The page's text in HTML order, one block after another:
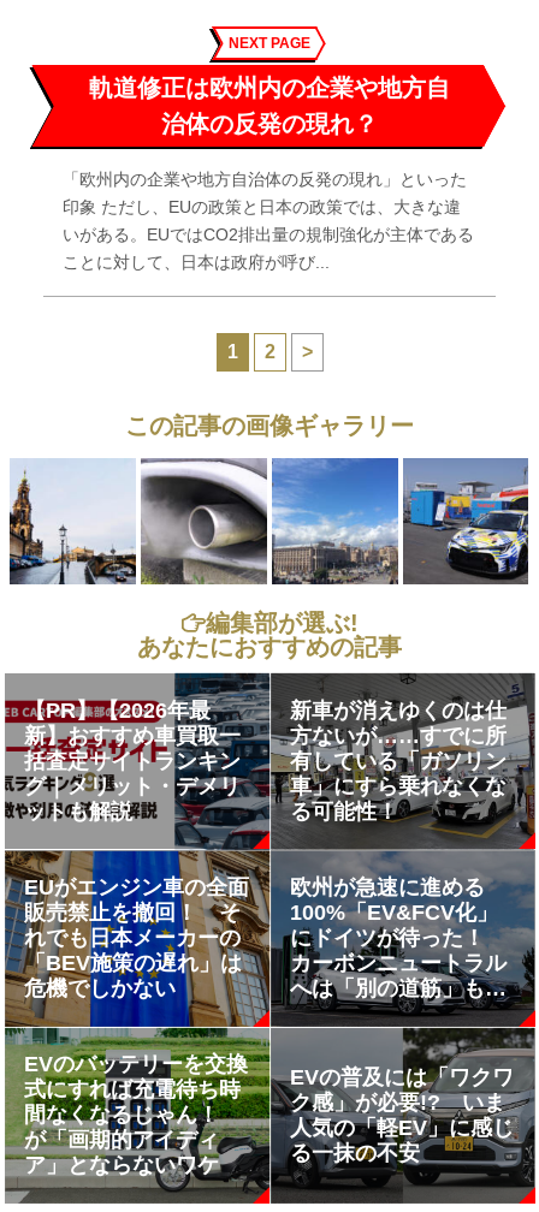
NEXT PAGE
軌道修正は欧州内の企業や地方自
治体の反発の現れ？
「欧州内の企業や地方自治体の反発の現れ」といった
印象 ただし、EUの政策と日本の政策では、大きな違
いがある。EUではCO2排出量の規制強化が主体である
ことに対して、日本は政府が呼び...
1 2 >
この記事の画像ギャラリー
編集部が選ぶ!
あなたにおすすめの記事
【PR】【2026年最
新】おすすめ車買取一
括査定サイトランキン
グ｜メリット・デメリ
ットも解説
新車が消えゆくのは仕
方ないが……すでに所
有している「ガソリン
車」にすら乗れなくな
る可能性！
EUがエンジン車の全面
販売禁止を撤回！ そ
れでも日本メーカーの
「BEV施策の遅れ」は
危機でしかない
欧州が急速に進める
100%「EV&FCV化」
にドイツが待った！
カーボンニュートラル
へは「別の道筋」も必
要か
EVのバッテリーを交換
式にすれば充電待ち時
間なくなるじゃん！
が「画期的アイディ
ア」とならないワケ
EVの普及には「ワクワ
ク感」が必要!? いま
人気の「軽EV」に感じ
る一抹の不安